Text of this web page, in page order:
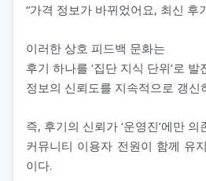
“가격 정보가 바뀌었어요, 최신 후
이러한 상호 피드백 문화는
후기 하나를 ‘집단 지식 단위’로 발
정보의 신뢰도를 지속적으로 갱신
즉, 후기의 신뢰가 ‘운영진’에만 의
커뮤니티 이용자 전원이 함께 유
이다.